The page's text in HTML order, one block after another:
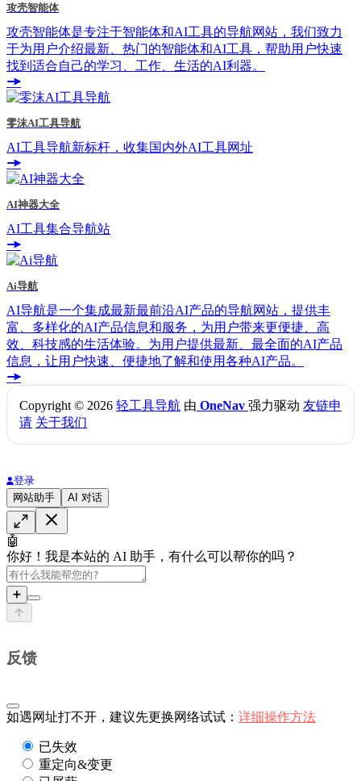
攻壳智能体
攻壳智能体是专注于智能体和AI工具的导航网站，我们致力
于为用户介绍最新、热门的智能体和AI工具，帮助用户快速
找到适合自己的学习、工作、生活的AI利器。
零沫AI工具导航
AI工具导航新标杆，收集国内外AI工具网址
AI神器大全
AI工具集合导航站
Ai导航
AI导航是一个集成最新最前沿AI产品的导航网站，提供丰
富、多样化的AI产品信息和服务，为用户带来更便捷、高
效、科技感的生活体验。为用户提供最新、最全面的AI产品
信息，让用户快速、便捷地了解和使用各种AI产品。
Copyright © 2026 轻工具导航 由 OneNav 强力驱动 友链申
请 关于我们
登录
网站助手
AI 对话
🤖
你好！我是本站的 AI 助手，有什么可以帮你的吗？
➕
反馈
如遇网址打不开，建议先更换网络试试： 详细操作方法
已失效
重定向&变更